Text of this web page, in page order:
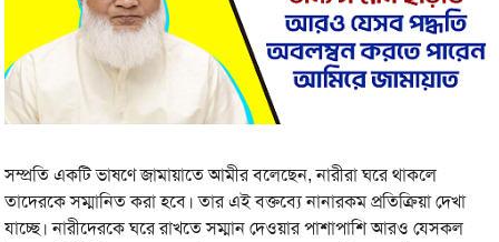
সম্প্রতি একটি ভাষণে জামায়াতে আমীর বলেছেন, নারীরা ঘরে থাকলে
তাদেরকে সম্মানিত করা হবে। তার এই বক্তব্যে নানারকম প্রতিক্রিয়া দেখা
যাচ্ছে। নারীদেরকে ঘরে রাখতে সম্মান দেওয়ার পাশাপাশি আরও যেসকল